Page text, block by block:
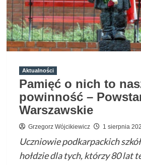
piechotą”
opowieść
muzyczna
o
Aktualności
Pamięć o nich to
powinność –
Warszawskie
Grzegorz Wójcikiewicz 1 sierpnia
Uczniowie podkarpackich
hołdzie dla tych, którzy 80 lat